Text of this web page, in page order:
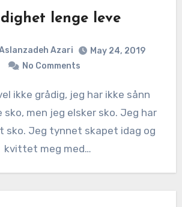
lenge leve
Azari
May 24, 2019
No Comments
sko, men jeg elsker sko. Jeg har
sko. Jeg tynnet skapet idag og
kvittet meg med…